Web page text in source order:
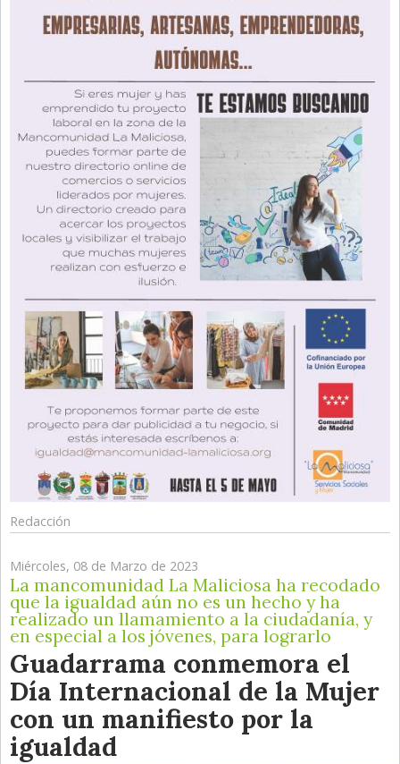
Redacción
Miércoles, 08 de Marzo de 2023
La mancomunidad La Maliciosa ha recodado
que la igualdad aún no es un hecho y ha
realizado un llamamiento a la ciudadanía, y
en especial a los jóvenes, para lograrlo
Guadarrama conmemora el
Día Internacional de la Mujer
con un manifiesto por la
igualdad